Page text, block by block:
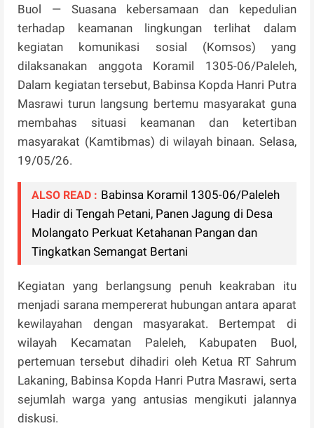
Buol — Suasana kebersamaan dan kepedulian
terhadap keamanan lingkungan terlihat dalam
kegiatan komunikasi sosial (Komsos) yang
dilaksanakan anggota Koramil 1305-06/Paleleh,
Dalam kegiatan tersebut, Babinsa Kopda Hanri Putra
Masrawi turun langsung bertemu masyarakat guna
membahas situasi keamanan dan ketertiban
masyarakat (Kamtibmas) di wilayah binaan. Selasa,
19/05/26.
ALSO READ : Babinsa Koramil 1305-06/Paleleh
Hadir di Tengah Petani, Panen Jagung di Desa
Molangato Perkuat Ketahanan Pangan dan
Tingkatkan Semangat Bertani
Kegiatan yang berlangsung penuh keakraban itu
menjadi sarana mempererat hubungan antara aparat
kewilayahan dengan masyarakat. Bertempat di
wilayah Kecamatan Paleleh, Kabupaten Buol,
pertemuan tersebut dihadiri oleh Ketua RT Sahrum
Lakaning, Babinsa Kopda Hanri Putra Masrawi, serta
sejumlah warga yang antusias mengikuti jalannya
diskusi.